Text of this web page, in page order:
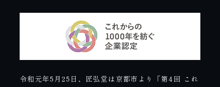
令和元年5月25日、匠弘堂は京都市より「第4回 これ